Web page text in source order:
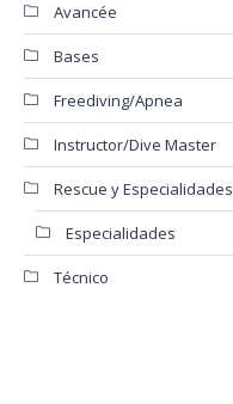
Avancée
Bases
Freediving/Apnea
Instructor/Dive Master
Rescue y Especialidades
Especialidades
Técnico